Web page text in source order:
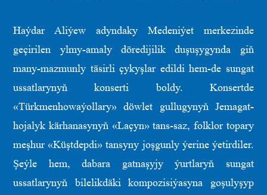
Haýdar Aliýew adyndaky Medeniýet merkezinde
geçirilen ylmy-amaly döredijilik duşuşygynda giň
many-mazmunly täsirli çykyşlar edildi hem-de sungat
ussatlarynyň konserti boldy. Konsertde
«Türkmenhowaýollary» döwlet gullugynyň Jemagat-
hojalyk kärhanasynyň «Laçyn» tans-saz, folklor topary
meşhur «Küştdepdi» tansyny joşgunly ýerine ýetirdiler.
Şeýle hem, dabara gatnaşyjy ýurtlaryň sungat
ussatlarynyň bilelikdäki kompozisiýasyna goşulyşyp